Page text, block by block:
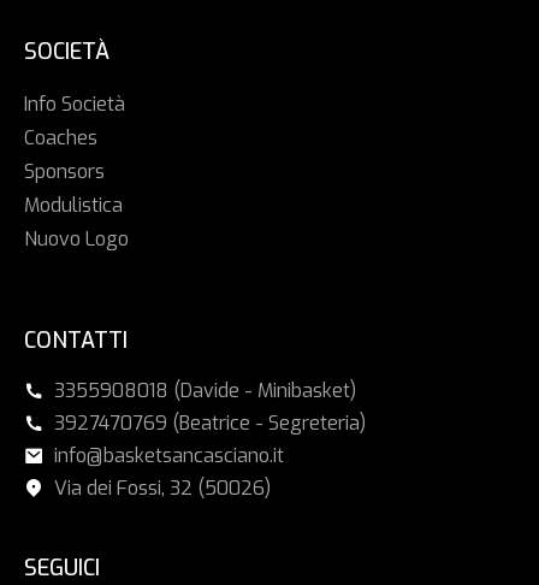
SOCIETÀ
Info Società
Coaches
Sponsors
Modulistica
Nuovo Logo
CONTATTI
3355908018 (Davide - Minibasket)
3927470769 (Beatrice - Segreteria)
info@basketsancasciano.it
Via dei Fossi, 32 (50026)
SEGUICI